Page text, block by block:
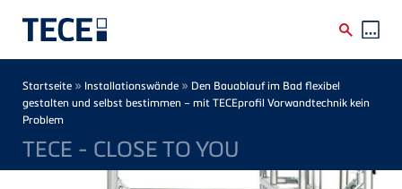
Breadcrumb
Startseite » Installationswände » Den Bauablauf im Bad flexibel
gestalten und selbst bestimmen – mit TECEprofil Vorwandtechnik kein
Problem
TECE - CLOSE TO YOU